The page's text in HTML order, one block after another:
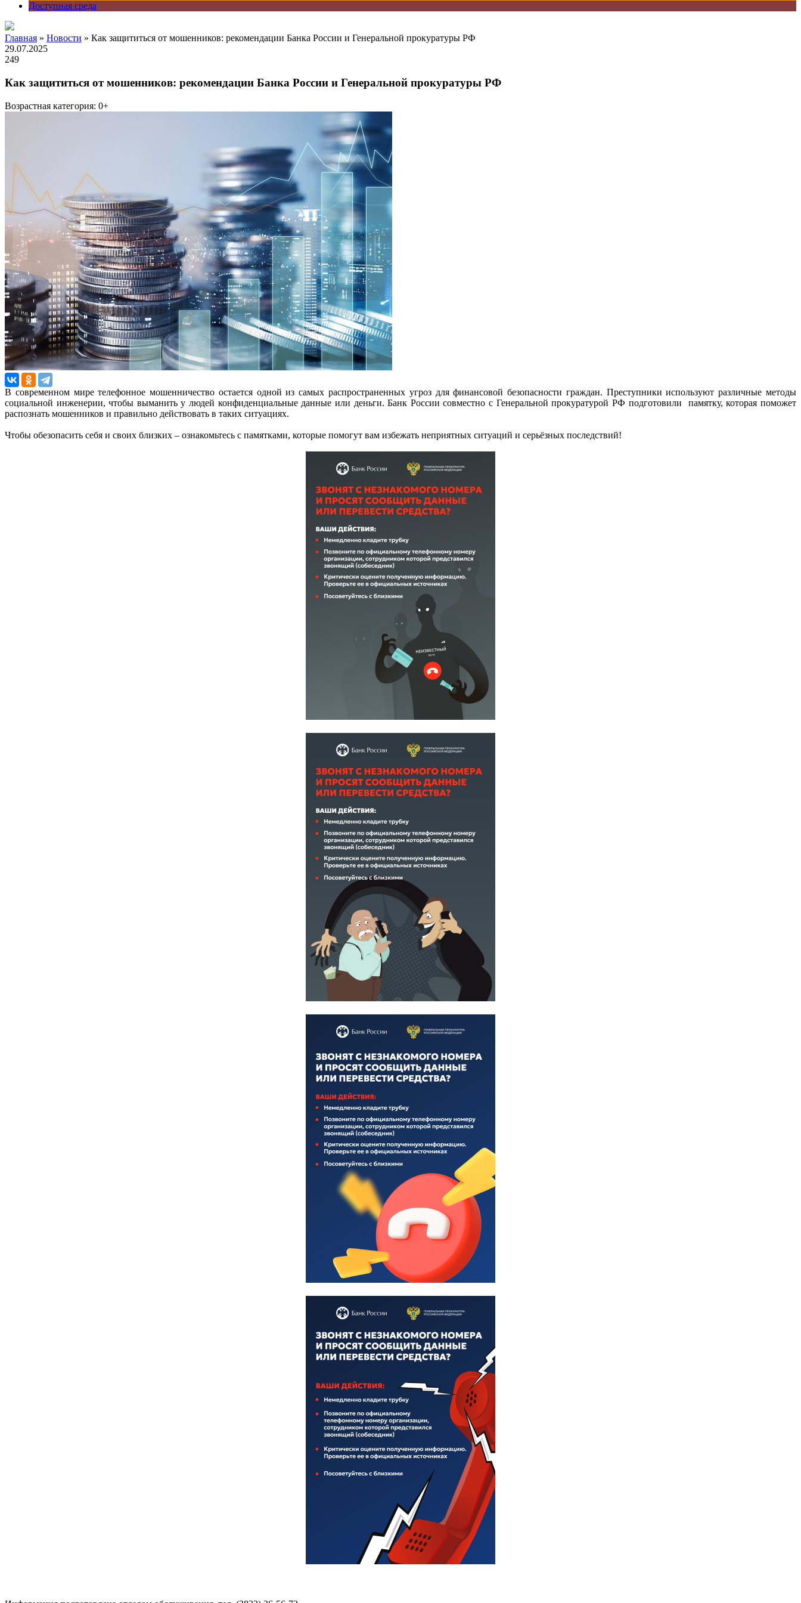
Доступная среда
Главная » Новости » Как защититься от мошенников: рекомендации Банка России и Генеральной прокуратуры РФ
29.07.2025
249
Как защититься от мошенников: рекомендации Банка России и Генеральной прокуратуры РФ
Возрастная категория: 0+
В современном мире телефонное мошенничество остается одной из самых распространенных угроз для финансовой безопасности граждан. Преступники используют различные методы
социальной инженерии, чтобы выманить у людей конфиденциальные данные или деньги. Банк России совместно с Генеральной прокуратурой РФ подготовили памятку, которая поможет
распознать мошенников и правильно действовать в таких ситуациях.
Чтобы обезопасить себя и своих близких – ознакомьтесь с памятками, которые помогут вам избежать неприятных ситуаций и серьёзных последствий!